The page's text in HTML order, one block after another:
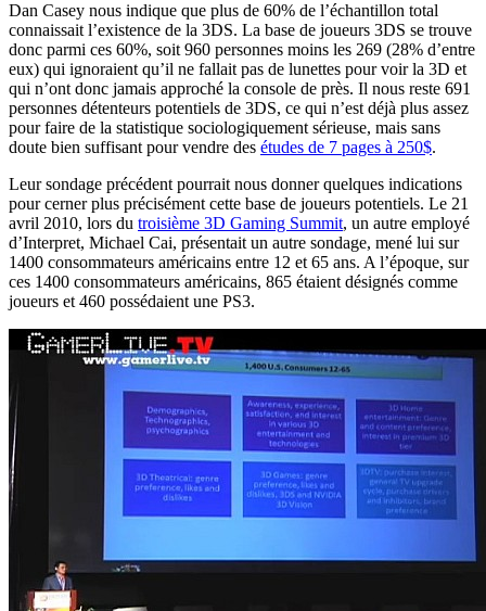
Dan Casey nous indique que plus de 60% de l’échantillon total
connaissait l’existence de la 3DS. La base de joueurs 3DS se trouve
donc parmi ces 60%, soit 960 personnes moins les 269 (28% d’entre
eux) qui ignoraient qu’il ne fallait pas de lunettes pour voir la 3D et
qui n’ont donc jamais approché la console de près. Il nous reste 691
personnes détenteurs potentiels de 3DS, ce qui n’est déjà plus assez
pour faire de la statistique sociologiquement sérieuse, mais sans
doute bien suffisant pour vendre des études de 7 pages à 250$.
Leur sondage précédent pourrait nous donner quelques indications
pour cerner plus précisément cette base de joueurs potentiels. Le 21
avril 2010, lors du troisième 3D Gaming Summit, un autre employé
d’Interpret, Michael Cai, présentait un autre sondage, mené lui sur
1400 consommateurs américains entre 12 et 65 ans. A l’époque, sur
ces 1400 consommateurs américains, 865 étaient désignés comme
joueurs et 460 possédaient une PS3.